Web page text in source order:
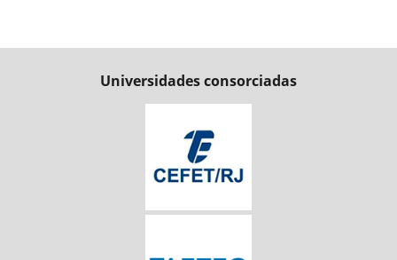
Universidades consorciadas